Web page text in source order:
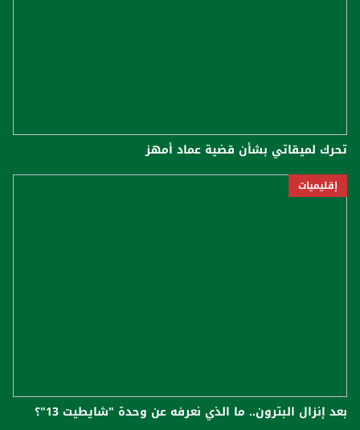
تحرك لميقاتي بشأن قضية عماد أمهز
إقليميات
بعد إنزال البترون.. ما الذي نعرفه عن وحدة "شايطيت 13"؟